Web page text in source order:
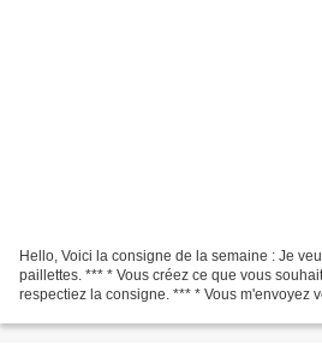
Hello, Voici la consigne de la semaine : Je
paillettes. *** * Vous créez ce que vous
respectiez la consigne. *** * Vous m'envoyez